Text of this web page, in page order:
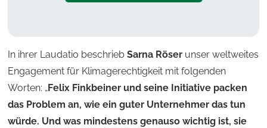
In ihrer Laudatio beschriebSarna Röser unser weltweites
Engagement für Klimagerechtigkeit mit folgenden
Worten: „Felix Finkbeiner und seine Initiative packen
das Problem an, wie ein guter Unternehmer das tun
würde. Und was mindestens genauso wichtig ist, sie